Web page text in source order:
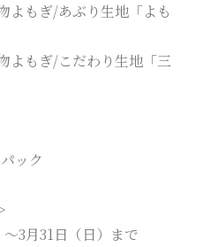
よもぎ/あぶり生地「よも
よもぎ/こだわり生地「三
ック
3月31日（日）まで